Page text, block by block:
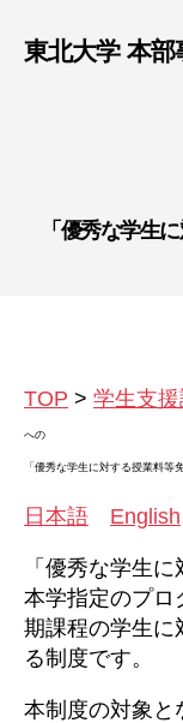
東北大学 本部
「優秀な学生
TOP > 学生支援
への
「優秀な学生に対する授業料等
日本語 English
「優秀な学生
本学指定のプロ
期課程の学生に
る制度です。
本制度の対象と